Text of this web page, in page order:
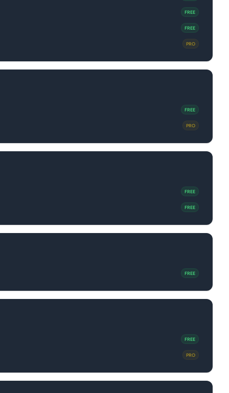
FREE
FREE
PRO
FREE
PRO
FREE
FREE
FREE
FREE
PRO